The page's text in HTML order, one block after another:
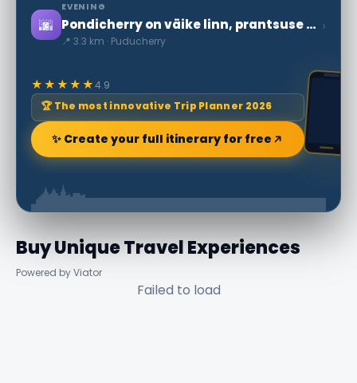
🌆
EVENING
Pondicherry on väike linn, prantsuse koloonia pärand
📍 3.3 km · Puducherry
›
★★★★★4.9
🏆 The most innovative Trip Planner 2026
✨ Create your full itinerary for free
Buy Unique Travel Experiences
Powered by Viator
Failed to load